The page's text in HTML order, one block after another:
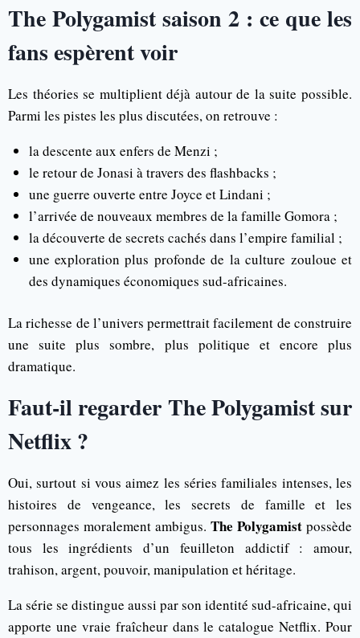
The Polygamist saison 2 : ce que les
fans espèrent voir
Les théories se multiplient déjà autour de la suite possible.
Parmi les pistes les plus discutées, on retrouve :
la descente aux enfers de Menzi ;
le retour de Jonasi à travers des flashbacks ;
une guerre ouverte entre Joyce et Lindani ;
l’arrivée de nouveaux membres de la famille Gomora ;
la découverte de secrets cachés dans l’empire familial ;
une exploration plus profonde de la culture zouloue et
des dynamiques économiques sud-africaines.
La richesse de l’univers permettrait facilement de construire
une suite plus sombre, plus politique et encore plus
dramatique.
Faut-il regarder The Polygamist sur
Netflix ?
Oui, surtout si vous aimez les séries familiales intenses, les
histoires de vengeance, les secrets de famille et les
personnages moralement ambigus. The Polygamist possède
tous les ingrédients d’un feuilleton addictif : amour,
trahison, argent, pouvoir, manipulation et héritage.
La série se distingue aussi par son identité sud-africaine, qui
apporte une vraie fraîcheur dans le catalogue Netflix. Pour